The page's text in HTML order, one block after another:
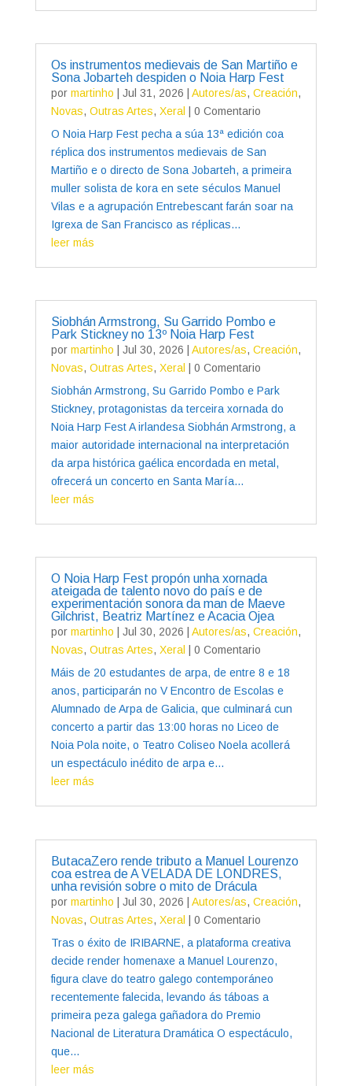
Os instrumentos medievais de San Martiño e
Sona Jobarteh despiden o Noia Harp Fest
por martinho Jul 31, 2026 Autores/as, Creación,
Novas, Outras Artes, Xeral
| 0 Comentario
O Noia Harp Fest pecha a súa 13ª edición coa
réplica dos instrumentos medievais de San
Martiño e o directo de Sona Jobarteh, a primeira
muller solista de kora en sete séculos Manuel
Vilas e a agrupación Entrebescant farán soar na
Igrexa de San Francisco as réplicas...
leer más
Siobhán Armstrong, Su Garrido Pombo e
Park Stickney no 13º Noia Harp Fest
por martinho Jul 30, 2026 Autores/as, Creación,
Novas, Outras Artes, Xeral
| 0 Comentario
Siobhán Armstrong, Su Garrido Pombo e Park
Stickney, protagonistas da terceira xornada do
Noia Harp Fest A irlandesa Siobhán Armstrong, a
maior autoridade internacional na interpretación
da arpa histórica gaélica encordada en metal,
ofrecerá un concerto en Santa María...
leer más
O Noia Harp Fest propón unha xornada
ateigada de talento novo do país e de
experimentación sonora da man de Maeve
Gilchrist, Beatriz Martínez e Acacia Ojea
por martinho Jul 30, 2026 Autores/as, Creación,
Novas, Outras Artes, Xeral
| 0 Comentario
Máis de 20 estudantes de arpa, de entre 8 e 18
anos, participarán no V Encontro de Escolas e
Alumnado de Arpa de Galicia, que culminará cun
concerto a partir das 13:00 horas no Liceo de
Noia Pola noite, o Teatro Coliseo Noela acollerá
un espectáculo inédito de arpa e...
leer más
ButacaZero rende tributo a Manuel Lourenzo
coa estrea de A VELADA DE LONDRES,
unha revisión sobre o mito de Drácula
por martinho Jul 30, 2026 Autores/as, Creación,
Novas, Outras Artes, Xeral
| 0 Comentario
Tras o éxito de IRIBARNE, a plataforma creativa
decide render homenaxe a Manuel Lourenzo,
figura clave do teatro galego contemporáneo
recentemente falecida, levando ás táboas a
primeira peza galega gañadora do Premio
Nacional de Literatura Dramática O espectáculo,
que...
leer más